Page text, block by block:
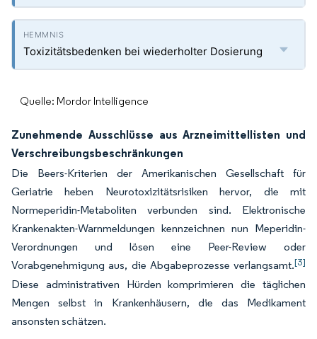
Toxizitätsbedenken bei wiederholter Dosierung
Quelle: Mordor Intelligence
Zunehmende Ausschlüsse aus Arzneimittellisten und
Verschreibungsbeschränkungen
Die Beers-Kriterien der Amerikanischen Gesellschaft für
Geriatrie heben Neurotoxizitätsrisiken hervor, die mit
Normeperidin-Metaboliten verbunden sind. Elektronische
Krankenakten-Warnmeldungen kennzeichnen nun Meperidin-
Verordnungen und lösen eine Peer-Review oder
Vorabgenehmigung aus, die Abgabeprozesse verlangsamt.[3]
Diese administrativen Hürden komprimieren die täglichen
Mengen selbst in Krankenhäusern, die das Medikament
ansonsten schätzen.